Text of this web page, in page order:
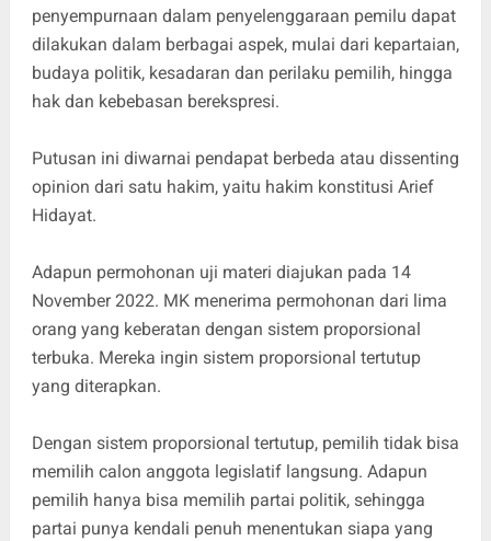
penyempurnaan dalam penyelenggaraan pemilu dapat
dilakukan dalam berbagai aspek, mulai dari kepartaian,
budaya politik, kesadaran dan perilaku pemilih, hingga
hak dan kebebasan berekspresi.
Putusan ini diwarnai pendapat berbeda atau dissenting
opinion dari satu hakim, yaitu hakim konstitusi Arief
Hidayat.
Adapun permohonan uji materi diajukan pada 14
November 2022. MK menerima permohonan dari lima
orang yang keberatan dengan sistem proporsional
terbuka. Mereka ingin sistem proporsional tertutup
yang diterapkan.
Dengan sistem proporsional tertutup, pemilih tidak bisa
memilih calon anggota legislatif langsung. Adapun
pemilih hanya bisa memilih partai politik, sehingga
partai punya kendali penuh menentukan siapa yang